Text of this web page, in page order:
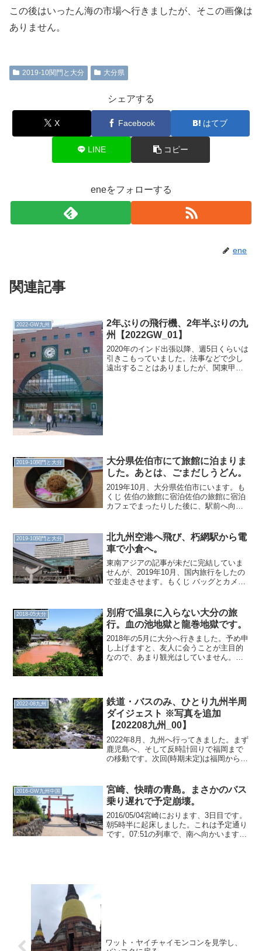
この後はいったん海の市場へ行きましたが、そこの画像は
ありません。
2019-10関門と大分 大分県
シェアする
X Facebook はてブ
LINE コピー
eneをフォローする
ene
関連記事
2022-GW九州
2年ぶりの飛行機、2年半ぶりの九
州【2022GW_01】
2020年のインド出張以降、週5日くらいは
引きこもっていました。法事などで少し
遠出することはありましたが、関東甲信
2019-10関門と大分
大分県佐伯市にて旅館に泊まりま
した。あとは、ごまだしうどん。
2019年10月、大分県佐伯市にいます。も
くじ 佐伯の旅館に宿泊佐伯の旅館に宿泊
カフェでまったりした後に、駅前へ向か
本という、逃すと辛いダイヤです。無事
乗り込みまし...
2019-10関門と大分
北九州空港へ飛び、朽網駅から電
車で小倉へ。
東南アジアの記事が未だに完結していま
せんが、2019年10月、国内旅行をしたの
で並走させます。もくじ バッグとカメラ
うです。旅行へ行った回数とバッグを購
入する回数が近...
2018-05大分
別府で温泉に入らない大分の旅
行。血の池地獄と龍巻地獄です。
2018年の5月に大分へ行きました。予め申
し上げますと、友人に会うことが主目的
なので、あまり観光はしていません。金
いに「さく...
2022-08九州
鉄道・バスのみ、ひとり九州半周
ダイジェスト ※写真を追加
【202208九州_00】
2022年8月、九州へ行ってきました。まず
鹿児島へ、そして反時計回りで福岡まで
の移動です。次回(時期未定)は福岡から再
を設けました。 ある程度、海岸線を意識
した移動をす...
2016-GW九州中国
宮崎、快晴の青島。まさかのバス
乗り遅れで予定崩壊。
2016/05/04宮崎におります、3日目です。
朝5時半に起床しました。これは予定通り
です。07:51の列車で、南へ向かいます。
ワット・ヤイチャイモンコンを見学し、